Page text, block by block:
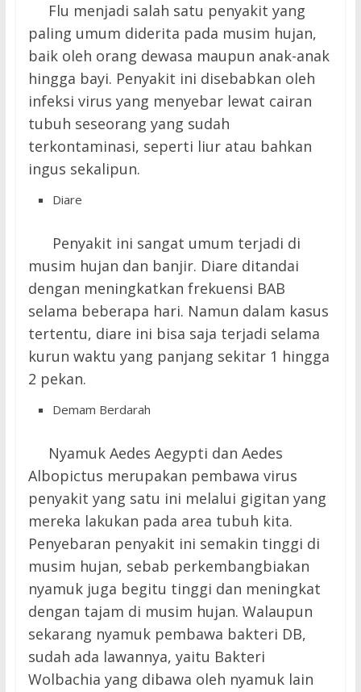
Flu menjadi salah satu penyakit yang
paling umum diderita pada musim hujan,
baik oleh orang dewasa maupun anak-anak
hingga bayi. Penyakit ini disebabkan oleh
infeksi virus yang menyebar lewat cairan
tubuh seseorang yang sudah
terkontaminasi, seperti liur atau bahkan
ingus sekalipun.
Diare
Penyakit ini sangat umum terjadi di
musim hujan dan banjir. Diare ditandai
dengan meningkatkan frekuensi BAB
selama beberapa hari. Namun dalam kasus
tertentu, diare ini bisa saja terjadi selama
kurun waktu yang panjang sekitar 1 hingga
2 pekan.
Demam Berdarah
Nyamuk Aedes Aegypti dan Aedes
Albopictus merupakan pembawa virus
penyakit yang satu ini melalui gigitan yang
mereka lakukan pada area tubuh kita.
Penyebaran penyakit ini semakin tinggi di
musim hujan, sebab perkembangbiakan
nyamuk juga begitu tinggi dan meningkat
dengan tajam di musim hujan. Walaupun
sekarang nyamuk pembawa bakteri DB,
sudah ada lawannya, yaitu Bakteri
Wolbachia yang dibawa oleh nyamuk lain